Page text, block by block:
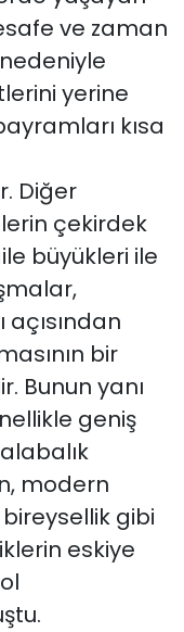
ve zaman
yerine
kısa
Diğer
çekirdek
büyükleri ile
bir
Bunun yanı
geniş
modern
bireysellik gibi
eskiye